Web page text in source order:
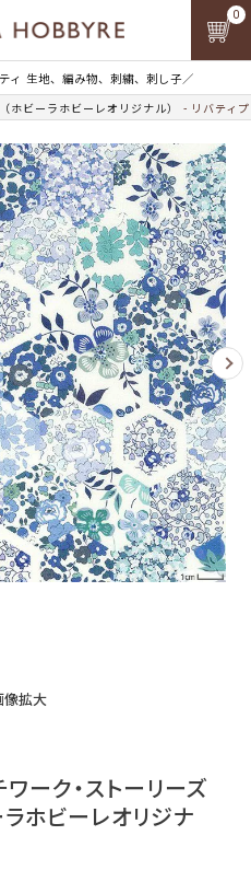
ィ 生地、編み物、刺繍、刺し子／
0
ホビーラホビーレオリジナル） リバティ
像拡大
ワーク・ストーリーズ
ホビーレオリジナ